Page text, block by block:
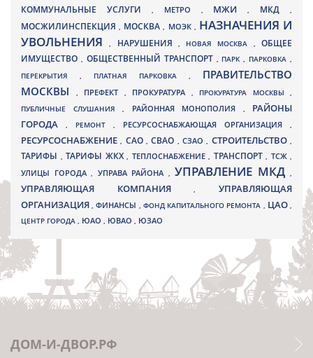
КОММУНАЛЬНЫЕ УСЛУГИ , МЕТРО , МЖИ, МКД ,
МОСЖИЛИНСПЕКЦИЯ, МОСКВА , МОЭК , НАЗНАЧЕНИЯ И
УВОЛЬНЕНИЯ, НАРУШЕНИЯ , НОВАЯ МОСКВА ,ОБЩЕЕ
ИМУЩЕСТВО , ОБЩЕСТВЕННЫЙ ТРАНСПОРТ , ПАРК, ПАРКОВКА ,
ПЕРЕКРЫТИЯ , ПЛАТНАЯ ПАРКОВКА , ПРАВИТЕЛЬСТВО
МОСКВЫ
, ПРЕФЕКТ , ПРОКУРАТУРА , ПРОКУРАТУРА МОСКВЫ ,
ПУБЛИЧНЫЕ СЛУШАНИЯ , РАЙОННАЯ МОНОПОЛИЯ , РАЙОНЫ
ГОРОДА
, РЕМОНТ , РЕСУРСОСНАБЖАЮЩАЯ ОРГАНИЗАЦИЯ ,
РЕСУРСОСНАБЖЕНИЕ, САО,СВАО ,СЗАО, СТРОИТЕЛЬСТВО,
ТАРИФЫ , ТАРИФЫ ЖКХ , ТЕПЛОСНАБЖЕНИЕ , ТРАНСПОРТ , ТСЖ ,
УЛИЦЫ ГОРОДА , УПРАВА РАЙОНА , УПРАВЛЕНИЕ МКД ,
УПРАВЛЯЮЩАЯ КОМПАНИЯ,УПРАВЛЯЮЩАЯ
ОРГАНИЗАЦИЯ,ФИНАНСЫ , ФОНД КАПИТАЛЬНОГО РЕМОНТА , ЦАО,
ЦЕНТР ГОРОДА , ЮАО , ЮВАО , ЮЗАО
ДОМ-И-ДВОР.РФ